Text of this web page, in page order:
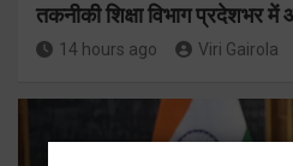
तकनीकी शिक्षा विभाग प्रदेशभर
14 hours ago Viri Gairola